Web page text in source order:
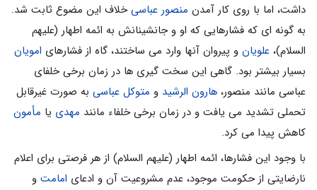
داشت، اما با روی کار آمدن منصور عباسیخلاف این مضوع ثابت شد.
به گونه ای که فشارهایی که او و جانشینانش به ائمه اطهار (علیهم
السلام)، علویان و پیروان آنها وارد می ساختند، گاه از فشارهای امویان
بسیار بیشتر بود. گاهی این سخت گیری ها در زمان برخی خلفای
عباسی مانند منصور، هارون الرشید و متوکل عباسی به صورت غیرقابل
تحملی تشدید می یافت و در زمان برخی خلفاء مانند مهدی یا مأمون
کاهش پیدا می کرد.
با وجود این فشارها، ائمه اطهار (علیهم السلام) از هر فرصتی برای اعلام
نارضایتی از حکومت موجود، عدم مشروعیت آن و ادعای امامت و